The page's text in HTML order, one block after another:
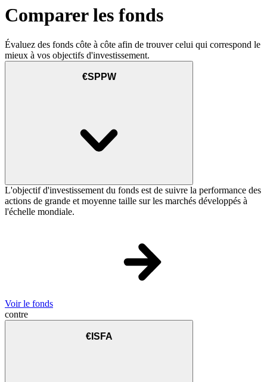
Comparer les fonds
Évaluez des fonds côte à côte afin de trouver celui qui correspond le
mieux à vos objectifs d'investissement.
€SPPW
L'objectif d'investissement du fonds est de suivre la performance des
actions de grande et moyenne taille sur les marchés développés à
l'échelle mondiale.
Voir le fonds
contre
€ISFA